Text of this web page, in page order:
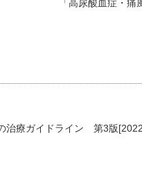
「高尿酸血症・
治療ガイドライン 第3版